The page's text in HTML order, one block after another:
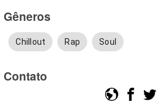
Gêneros
Chillout Rap Soul
Contato